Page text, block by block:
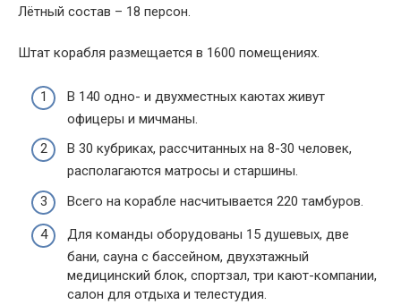
Лётный состав – 18 персон.
Штат корабля размещается в 1600 помещениях.
В 140 одно- и двухместных каютах живут
офицеры и мичманы.
В 30 кубриках, рассчитанных на 8-30 человек,
располагаются матросы и старшины.
Всего на корабле насчитывается 220 тамбуров.
Для команды оборудованы 15 душевых, две
бани, сауна с бассейном, двухэтажный
медицинский блок, спортзал, три кают-компании,
салон для отдыха и телестудия.